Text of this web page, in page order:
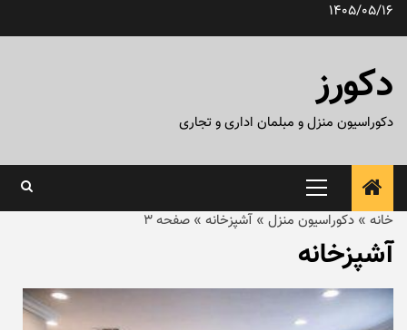
پرش1405/05/16
دکورز
دکوراسیون منزل و مبلمان اداری و تجاری
منوی
اصلی
خانه » دکوراسیون منزل » آشپزخانه » صفحه 3
آشپزخانه